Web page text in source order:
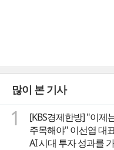
많이 본 기사
1
[KBS경제한방] "이제
주목해야" 이선엽 대
AI 시대 투자 성과를